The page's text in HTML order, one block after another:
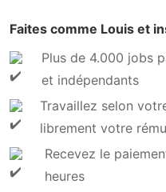
Faites comme Louis et
Plus de 4.000 jobs
et indépendants
Travaillez selon
librement votre
Recevez le
heures